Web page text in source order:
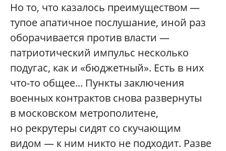
Но то, что казалось преимуществом —
тупое апатичное послушание, иной раз
оборачивается против власти —
патриотический импульс несколько
подугас, как и «бюджетный». Есть в них
что-то общее... Пункты заключения
военных контрактов снова развернуты
в московском метрополитене,
но рекрутеры сидят со скучающим
видом — к ним никто не подходит. Разве